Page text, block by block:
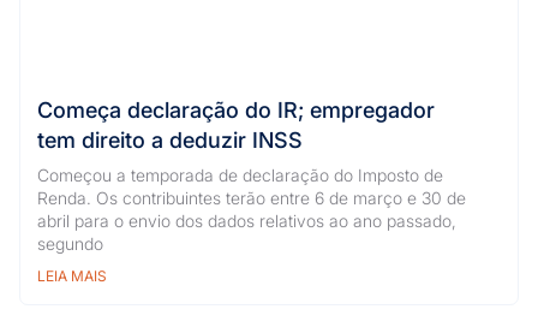
Começa declaração do IR; empregador
tem direito a deduzir INSS
Começou a temporada de declaração do Imposto de
Renda. Os contribuintes terão entre 6 de março e 30 de
abril para o envio dos dados relativos ao ano passado,
segundo
LEIA MAIS